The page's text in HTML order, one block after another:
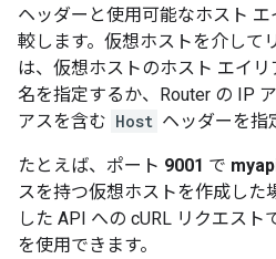
ヘッダーと使用可能なホスト
較します。仮想ホストを介して
は、仮想ホストのホスト エイ
名を指定するか、Router の IP
アスを含む Host ヘッダーを指
たとえば、ポート 9001 で
スを持つ仮想ホストを作成した
した API への cURL リクエス
を使用できます。